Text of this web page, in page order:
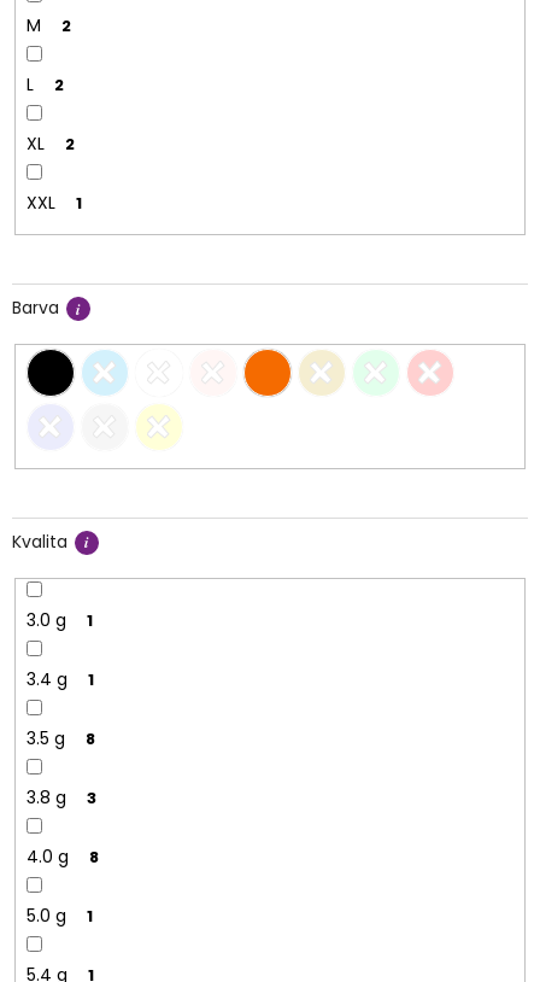
M 2
L 2
XL 2
XXL 1
Barva
Kvalita
3.0 g 1
3.4 g 1
3.5 g 8
3.8 g 3
4.0 g 8
5.0 g 1
5.4 g 1